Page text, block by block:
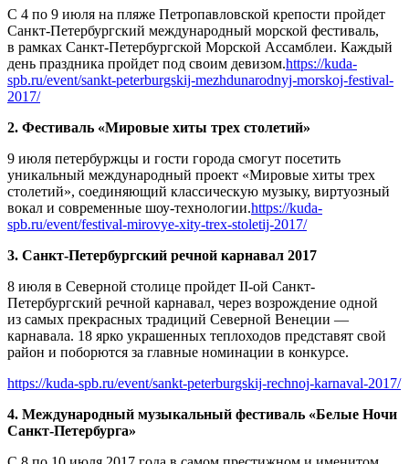
С 4 по 9 июля на пляже Петропавловской крепости пройдет
Санкт-Петербургский международный морской фестиваль,
в рамках Санкт-Петербургской Морской Ассамблеи. Каждый
день праздника пройдет под своим девизом.https://kuda-
spb.ru/event/sankt-peterburgskij-mezhdunarodnyj-morskoj-festival-
2017/
2. Фестиваль «Мировые хиты трех столетий»
9 июля петербуржцы и гости города смогут посетить
уникальный международный проект «Мировые хиты трех
столетий», соединяющий классическую музыку, виртуозный
вокал и современные шоу-технологии.https://kuda-
spb.ru/event/festival-mirovye-xity-trex-stoletij-2017/
3. Санкт-Петербургский речной карнавал 2017
8 июля в Северной столице пройдет II-ой Санкт-
Петербургский речной карнавал, через возрождение одной
из самых прекрасных традиций Северной Венеции —
карнавала. 18 ярко украшенных теплоходов представят свой
район и поборются за главные номинации в конкурсе.
https://kuda-spb.ru/event/sankt-peterburgskij-rechnoj-karnaval-2017/
4. Международный музыкальный фестиваль «Белые Ночи
Санкт-Петербурга»